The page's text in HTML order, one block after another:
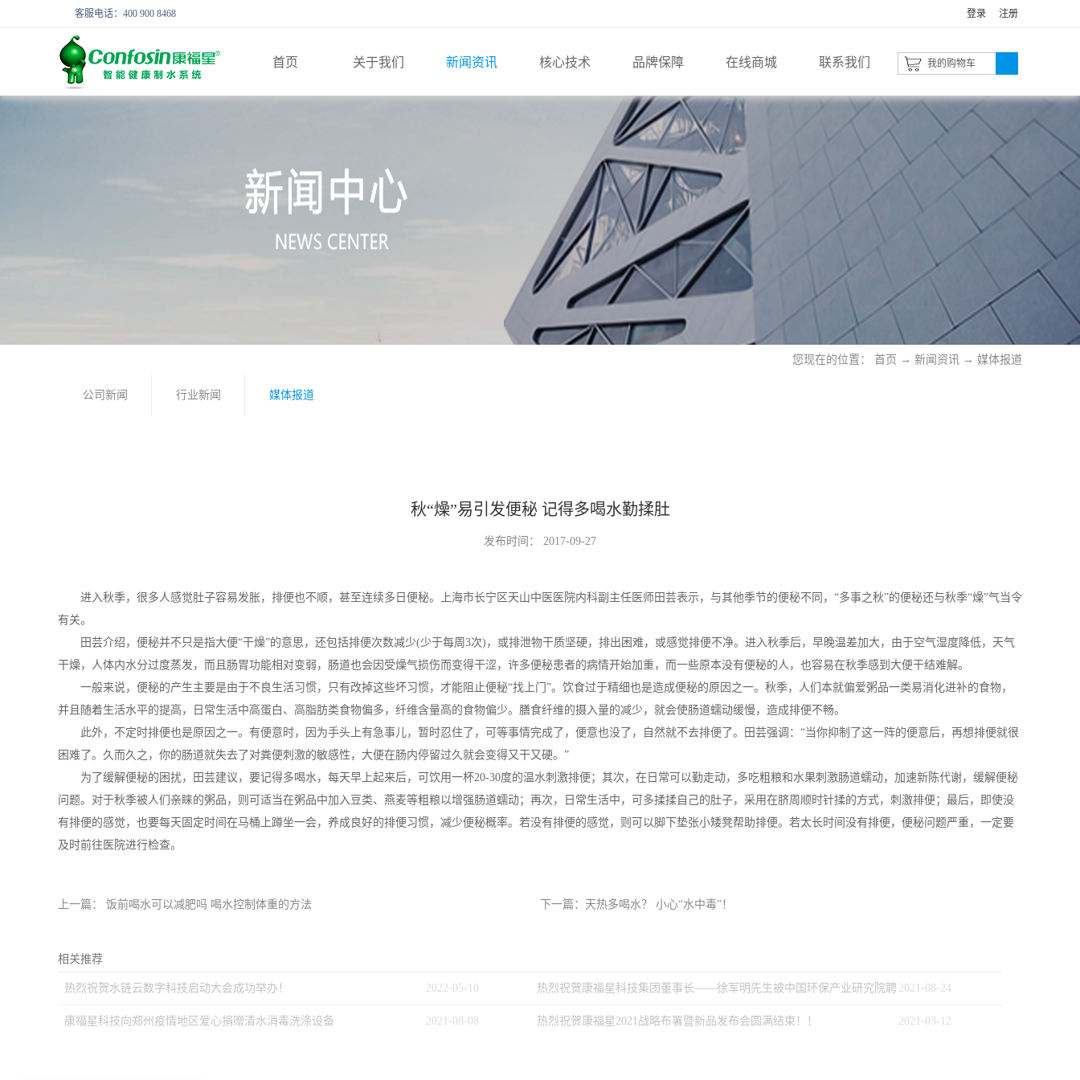
客服电话：400 900 8468 登录 注册
我的购物车
首页 关于我们 新闻资讯 核心技术 品牌保障 在线商城 联系我们
您现在的位置： 首页 → 新闻资讯 → 媒体报道
公司新闻 行业新闻 媒体报道
秋“燥”易引发便秘 记得多喝水勤揉肚
发布时间： 2017-09-27
进入秋季，很多人感觉肚子容易发胀，排便也不顺，甚至连续多日便秘。上海市长宁区天山中医医院内科副主任医师田芸表示，与其他季节的便秘不同，“多事之秋”的便秘还与秋季“燥”气当令
有关。
田芸介绍，便秘并不只是指大便“干燥”的意思，还包括排便次数减少(少于每周3次)，或排泄物干质坚硬，排出困难，或感觉排便不净。进入秋季后，早晚温差加大，由于空气湿度降低，天气
干燥，人体内水分过度蒸发，而且肠胃功能相对变弱，肠道也会因受燥气损伤而变得干涩，许多便秘患者的病情开始加重，而一些原本没有便秘的人，也容易在秋季感到大便干结难解。
一般来说，便秘的产生主要是由于不良生活习惯，只有改掉这些坏习惯，才能阻止便秘“找上门”。饮食过于精细也是造成便秘的原因之一。秋季，人们本就偏爱粥品一类易消化进补的食物，
并且随着生活水平的提高，日常生活中高蛋白、高脂肪类食物偏多，纤维含量高的食物偏少。膳食纤维的摄入量的减少，就会使肠道蠕动缓慢，造成排便不畅。
此外，不定时排便也是原因之一。有便意时，因为手头上有急事儿，暂时忍住了，可等事情完成了，便意也没了，自然就不去排便了。田芸强调：“当你抑制了这一阵的便意后，再想排便就很
困难了。久而久之，你的肠道就失去了对粪便刺激的敏感性，大便在肠内停留过久就会变得又干又硬。”
为了缓解便秘的困扰，田芸建议，要记得多喝水，每天早上起来后，可饮用一杯20-30度的温水刺激排便；其次，在日常可以勤走动，多吃粗粮和水果刺激肠道蠕动，加速新陈代谢，缓解便秘
问题。对于秋季被人们亲睐的粥品，则可适当在粥品中加入豆类、燕麦等粗粮以增强肠道蠕动；再次，日常生活中，可多揉揉自己的肚子，采用在脐周顺时针揉的方式，刺激排便；最后，即使没
有排便的感觉，也要每天固定时间在马桶上蹲坐一会，养成良好的排便习惯，减少便秘概率。若没有排便的感觉，则可以脚下垫张小矮凳帮助排便。若太长时间没有排便，便秘问题严重，一定要
及时前往医院进行检查。
上一篇： 饭前喝水可以减肥吗 喝水控制体重的方法 下一篇： 天热多喝水？ 小心“水中毒”！
相关推荐
热烈祝贺水链云数字科技启动大会成功举办！ 2022-05- 10 热烈祝贺康福星科技集团董事长——徐军明先生被中国环保产业研究院聘
为特邀研究员
2021 -08-24
康福星科技向郑州疫情地区爱心捐赠清水消毒洗涤设备 2021 -08-08 热烈祝贺康福星2021战略布署暨新品发布会圆满结束！！ 2021 -03- 12